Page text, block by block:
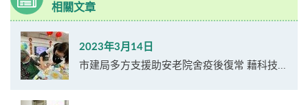
相關文章
2023年3月14日
市建局多方支援助安老院舍疫後復常 藉科技...